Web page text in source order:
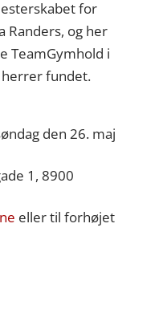
for
Randers, og her
TeamGymhold i
fundet.
den 26. maj
1, 8900
eller til forhøjet